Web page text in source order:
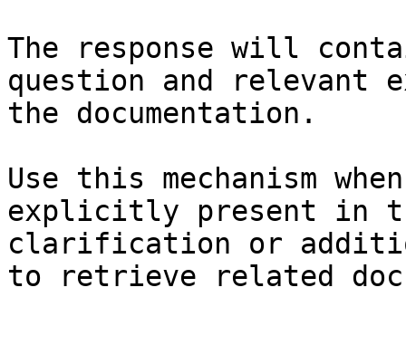
The response will
question and relevant
the documentation.
Use this mechanism
explicitly present in
clarification or